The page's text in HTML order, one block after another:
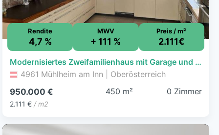
Rendite
4,7 %
MWV
+ 111 %
Preis / m²
2.111€
Modernisiertes Zweifamilienhaus mit Garage und großzügiger Halle!
4961 Mühlheim am Inn | Oberösterreich
950.000 €
2.111 € / m2
450 m² 0 Zimmer